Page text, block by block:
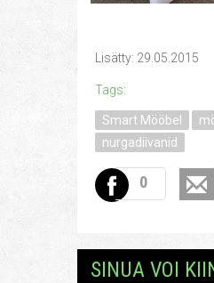
Lisätty: 29.05.2015
Tags:
Smart Mööbel
nurgadiivanid
0
SINUA VOI